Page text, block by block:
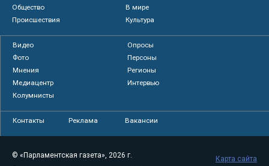
Общество
В мире
Происшествия
Культура
Видео
Опросы
Фото
Персоны
Мнения
Регионы
Медиацентр
Интервью
Колумнисты
Контакты Реклама Вакансии
© «Парламентская газета», 2026 г.
Карта сайта